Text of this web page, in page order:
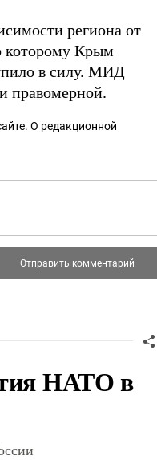
региона от
которому Крым
в силу. МИД
правомерной.
О редакционной
НАТО в